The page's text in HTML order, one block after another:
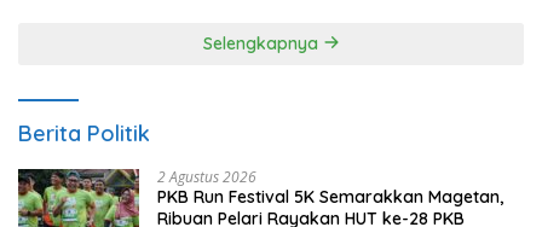
Selengkapnya
Berita Politik
2 Agustus 2026
PKB Run Festival 5K Semarakkan Magetan,
Ribuan Pelari Rayakan HUT ke-28 PKB